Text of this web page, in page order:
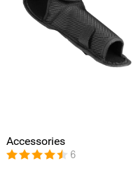
Accessories
6